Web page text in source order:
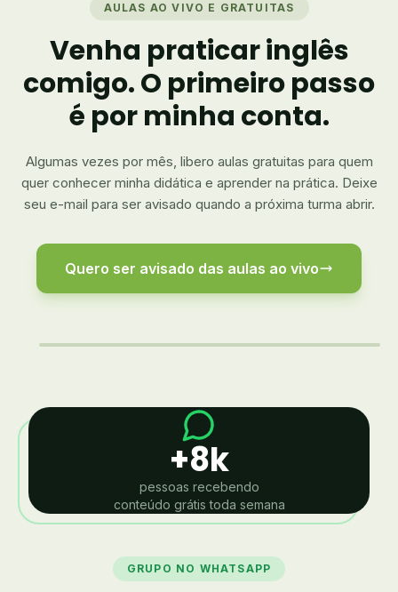
AULAS AO VIVO E GRATUITAS
Venha praticar inglês
comigo. O primeiro passo
é por minha conta.
Algumas vezes por mês, libero aulas gratuitas para quem
quer conhecer minha didática e aprender na prática. Deixe
seu e-mail para ser avisado quando a próxima turma abrir.
Quero ser avisado das aulas ao vivo
+8k
pessoas recebendo
conteúdo grátis toda semana
GRUPO NO WHATSAPP